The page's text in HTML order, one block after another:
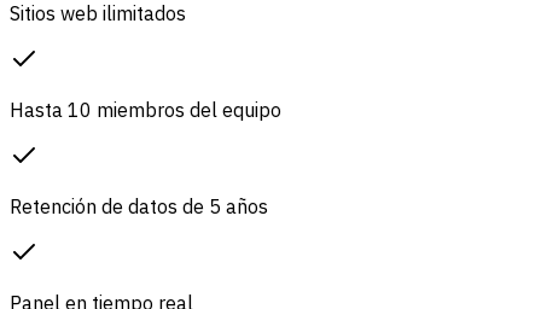
Sitios web ilimitados
Hasta 10 miembros del equipo
Retención de datos de 5 años
Panel en tiempo real